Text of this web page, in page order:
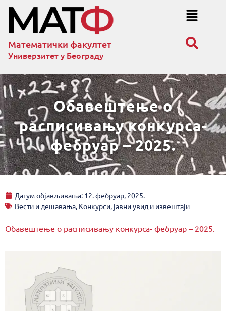
Математички факултет
Универзитет у Београду
Обавештење о
расписивању конкурса-
фебруар – 2025.
Датум објављивања: 12. фебруар, 2025.
Вести и дешавања, Конкурси, јавни увид и извештаји
Обавештење о расписивању конкурса- фебруар – 2025.